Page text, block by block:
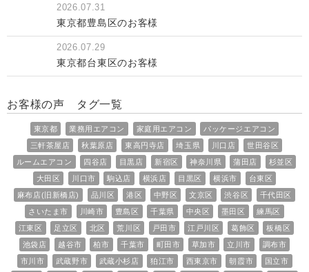
2026.07.31
東京都豊島区のお客様
2026.07.29
東京都台東区のお客様
お客様の声 タグ一覧
東京都 業務用エアコン 家庭用エアコン
パッケージエアコン
三軒茶屋店
秋葉原店 東高円寺店 埼玉県 川口店
世田谷区
ルームエアコン
四谷店 目黒店 新宿区 神奈川県 蒲田店
杉並区
大田区
川口市 駒込店 横浜店 目黒区 横浜市
台東区
麻布店(旧新橋店)
品川区 港区 中野区 文京区 渋谷区
千代田区
さいたま市
川崎市 豊島区 千葉県 中央区 墨田区
練馬区
江東区
足立区 北区 荒川区 戸田市 江戸川区 葛飾区
板橋区
池袋店
越谷市 柏市 千葉市 町田市 草加市 立川市
調布市
市川市
武蔵野市 武蔵小杉店 狛江市 西東京市 朝霞市
国立市